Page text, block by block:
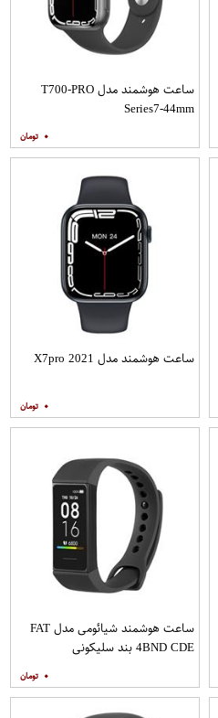
ساعت هوشمند مدل T700-PRO
Series7-44mm
۰
ساعت هوشمند مدل X7pro 2021
۰
ساعت هوشمند شیائومی مدل FAT
4BND CDE بند سلیکونی
۰